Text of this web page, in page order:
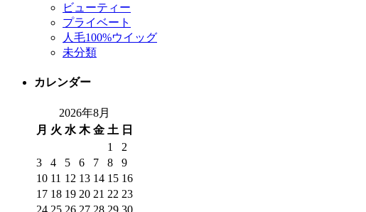
ビューティー
プライベート
人毛100%ウイッグ
未分類
カレンダー
2026年8月
月 火 水 木 金 土 日
1
2
3
4 5 6 7 8
9
10 11 12 13 14 15 16
17 18 19 20 21 22 23
24 25 26 27 28 29 30